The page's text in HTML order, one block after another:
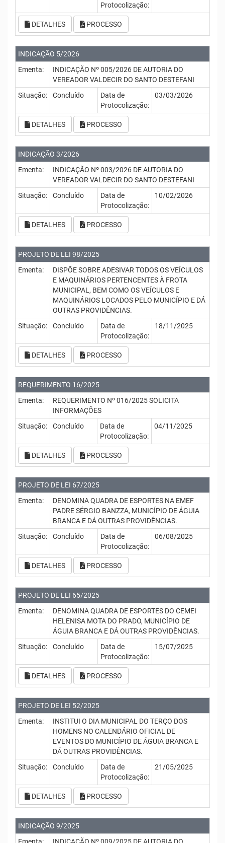
Protocolização:
DETALHES PROCESSO
INDICAÇÃO 5/2026
Ementa:
INDICAÇÃO Nº 005/2026 DE AUTORIA DO
VEREADOR VALDECIR DO SANTO DESTEFANI
Situação:
Concluído
Data de
Protocolização:
03/03/2026
DETALHES PROCESSO
INDICAÇÃO 3/2026
Ementa:
INDICAÇÃO Nº 003/2026 DE AUTORIA DO
VEREADOR VALDECIR DO SANTO DESTEFANI
Situação:
Concluído
Data de
Protocolização:
10/02/2026
DETALHES PROCESSO
PROJETO DE LEI 98/2025
Ementa:
DISPÕE SOBRE ADESIVAR TODOS OS VEÍCULOS
E MAQUINÁRIOS PERTENCENTES À FROTA
MUNICIPAL, BEM COMO OS VEÍCULOS E
MAQUINÁRIOS LOCADOS PELO MUNICÍPIO E DÁ
OUTRAS PROVIDÊNCIAS.
Situação:
Concluído
Data de
Protocolização:
18/11/2025
DETALHES PROCESSO
REQUERIMENTO 16/2025
Ementa:
REQUERIMENTO Nº 016/2025 SOLICITA
INFORMAÇÕES
Situação:
Concluído
Data de
Protocolização:
04/11/2025
DETALHES PROCESSO
PROJETO DE LEI 67/2025
Ementa:
DENOMINA QUADRA DE ESPORTES NA EMEF
PADRE SÉRGIO BANZZA, MUNICÍPIO DE ÁGUIA
BRANCA E DÁ OUTRAS PROVIDÊNCIAS.
Situação:
Concluído
Data de
Protocolização:
06/08/2025
DETALHES PROCESSO
PROJETO DE LEI 65/2025
Ementa:
DENOMINA QUADRA DE ESPORTES DO CEMEI
HELENISA MOTA DO PRADO, MUNICÍPIO DE
ÁGUIA BRANCA E DÁ OUTRAS PROVIDÊNCIAS.
Situação:
Concluído
Data de
Protocolização:
15/07/2025
DETALHES PROCESSO
PROJETO DE LEI 52/2025
Ementa:
INSTITUI O DIA MUNICIPAL DO TERÇO DOS
HOMENS NO CALENDÁRIO OFICIAL DE
EVENTOS DO MUNICÍPIO DE ÁGUIA BRANCA E
DÁ OUTRAS PROVIDÊNCIAS.
Situação:
Concluído
Data de
Protocolização:
21/05/2025
DETALHES PROCESSO
INDICAÇÃO 9/2025